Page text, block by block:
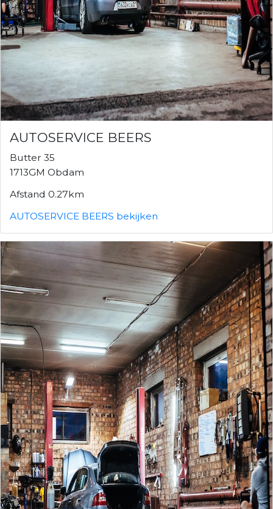
AUTOSERVICE BEERS
Butter 35
1713GM Obdam
Afstand 0.27km
AUTOSERVICE BEERS bekijken